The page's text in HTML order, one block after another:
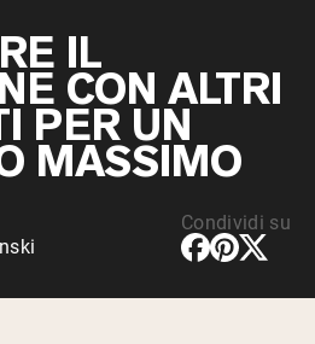
Best Seller
di piselli
Vegan Protein
IL
CON ALTRI
PER UN
MASSIMO
Condividi su